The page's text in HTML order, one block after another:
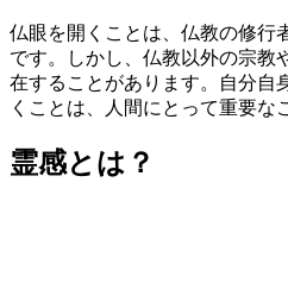
仏眼を開くことは、仏教の修行
です。しかし、仏教以外の宗教
在することがあります。自分自
くことは、人間にとって重要な
霊感とは？